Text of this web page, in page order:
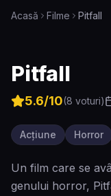
Acasă Filme Pitfall
Pitfall
5.6/10(8 voturi)
Acțiune Horror
Un film care se
genului horror,